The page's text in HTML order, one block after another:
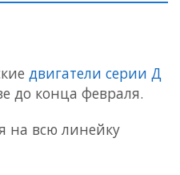
двигатели серии Д
до конца февраля.
на всю линейку